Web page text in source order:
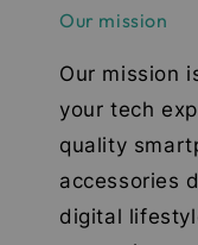
Our mission
Our mission
your tech
quality
accessories
digital